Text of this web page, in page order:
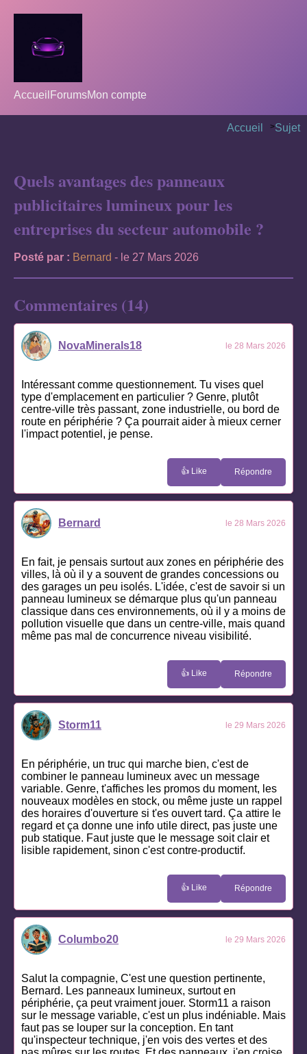
Accueil ForumsMon compte
Accueil >Sujet
Quels avantages des panneaux
publicitaires lumineux pour les
entreprises du secteur automobile ?
Posté par : Bernard - le 27 Mars 2026
Commentaires (14)
NovaMinerals18 le 28 Mars 2026
Intéressant comme questionnement. Tu vises quel
type d'emplacement en particulier ? Genre, plutôt
centre-ville très passant, zone industrielle, ou bord de
route en périphérie ? Ça pourrait aider à mieux cerner
l'impact potentiel, je pense.
👍 Like Répondre
Bernard le 28 Mars 2026
En fait, je pensais surtout aux zones en périphérie des
villes, là où il y a souvent de grandes concessions ou
des garages un peu isolés. L'idée, c'est de savoir si un
panneau lumineux se démarque plus qu'un panneau
classique dans ces environnements, où il y a moins de
pollution visuelle que dans un centre-ville, mais quand
même pas mal de concurrence niveau visibilité.
👍 Like Répondre
Storm11 le 29 Mars 2026
En périphérie, un truc qui marche bien, c'est de
combiner le panneau lumineux avec un message
variable. Genre, t'affiches les promos du moment, les
nouveaux modèles en stock, ou même juste un rappel
des horaires d'ouverture si t'es ouvert tard. Ça attire le
regard et ça donne une info utile direct, pas juste une
pub statique. Faut juste que le message soit clair et
lisible rapidement, sinon c'est contre-productif.
👍 Like Répondre
Columbo20 le 29 Mars 2026
Salut la compagnie, C'est une question pertinente,
Bernard. Les panneaux lumineux, surtout en
périphérie, ça peut vraiment jouer. Storm11 a raison
sur le message variable, c'est un plus indéniable. Mais
faut pas se louper sur la conception. En tant
qu'inspecteur technique, j'en vois des vertes et des